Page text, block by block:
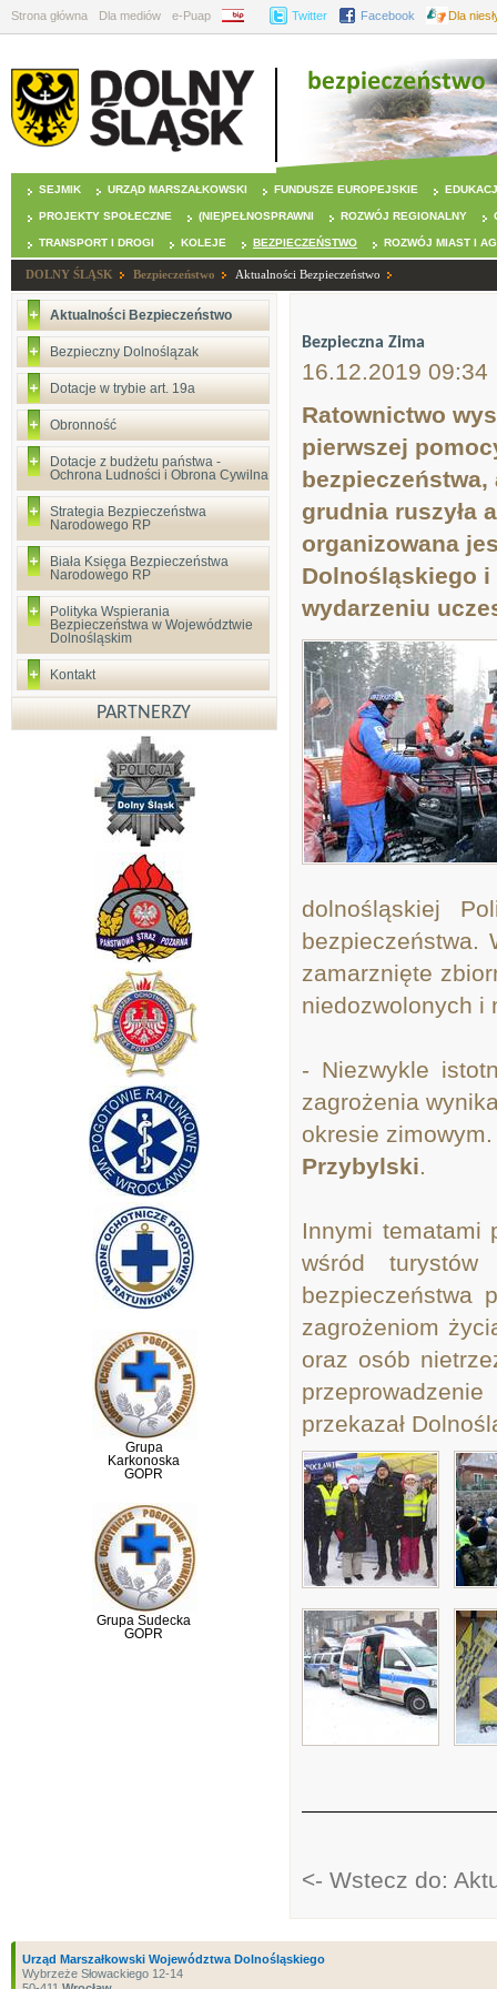
Strona główna Dla mediów e-Puap BIP Twitter Facebook Dla
SEJMIK URZĄD MARSZAŁKOWSKI FUNDUSZE EUROPEJSKIE
PROJEKTY SPOŁECZNE (NIE)PEŁNOSPRAWNI ROZWÓJ REGIONALNY
TRANSPORT I DROGI KOLEJE BEZPIECZEŃSTWO ROZWÓJ MIAST I
DOLNY ŚLĄSK Bezpieczeństwo Aktualności Bezpieczeństwo
Aktualności Bezpieczeństwo
Bezpieczny Dolnoślązak
Dotacje w trybie art. 19a
Obronność
Dotacje z budżetu państwa -
Ochrona Ludności i Obrona Cywilna
Strategia Bezpieczeństwa
Narodowego RP
Biała Księga Bezpieczeństwa
Narodowego RP
Polityka Wspierania
Bezpieczeństwa w Województwie
Dolnośląskim
Kontakt
PARTNERZY
Grupa
Karkonoska
GOPR
Grupa Sudecka
GOPR
Bezpieczna Zima
16.12.2019 09:34
Ratownictwo
pierwszej
grudnia ruszyła
organizowana
Dolnośląskiego i
wydarzeniu
dolnośląskiej
bezpieczeństwa.
zamarznięte
niedozwolonych i
- Niezwykle
zagrożenia
okresie
Przybylski.
Innymi tematami
wśród
bezpieczeństwa
zagrożeniom
oraz osób
przekazał
<- Wstecz do:
Urząd Marszałkowski Województwa Dolnośląskiego
Wybrzeże Słowackiego 12-14